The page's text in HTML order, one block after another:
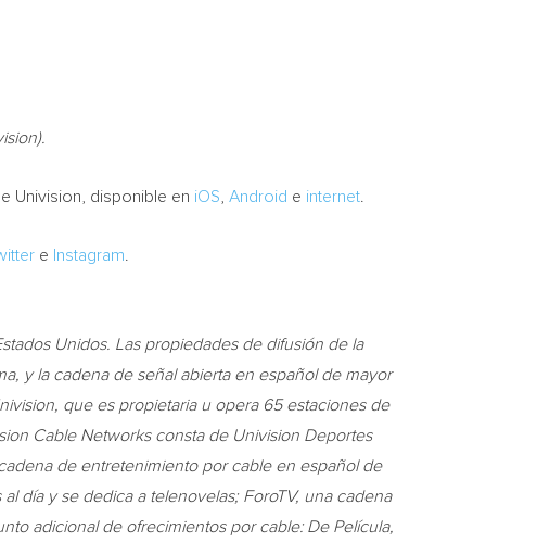
Univision, disponible en iOS Android e internet
e Instagram
Unidos. Las propiedades de difusión de la
y la cadena de señal abierta en español de mayor
que es propietaria u opera 65 estaciones de
Cable Networks consta de Univision Deportes
de entretenimiento por cable en español de
día y se dedica a telenovelas; ForoTV, una cadena
adicional de ofrecimientos por cable: De Película,